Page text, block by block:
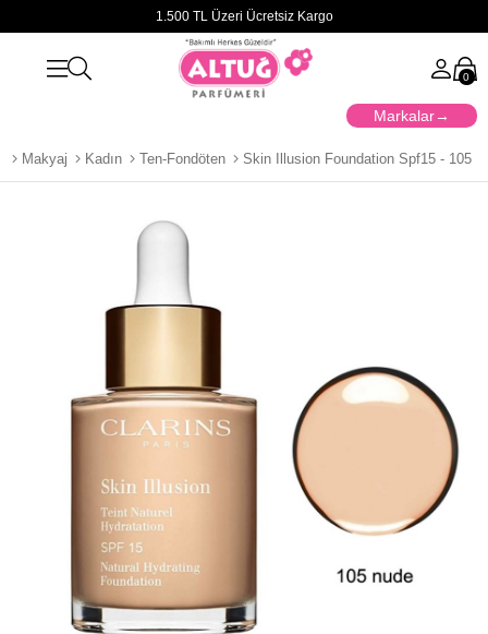
1.500 TL Üzeri Ücretsiz Kargo
0
Markalar
Makyaj Kadın Ten-Fondöten Skin Illusion Foundation Spf15 - 105